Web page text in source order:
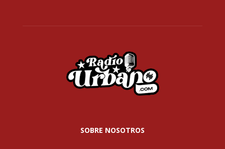
SOBRE NOSOTROS